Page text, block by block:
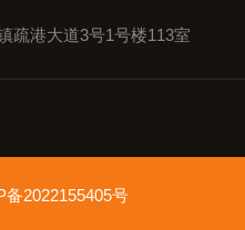
疏港大道3号1号楼113室
备2022155405号